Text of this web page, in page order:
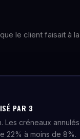
le client faisait à la
PAR 3
Les créneaux
22% à moins de 8%.